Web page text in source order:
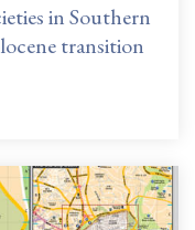
in Southern
transition